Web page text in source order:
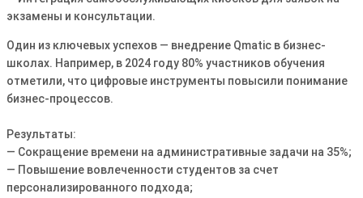
экзамены и консультации.
Один из ключевых успехов — внедрение Qmatic в бизнес-
школах. Например, в 2024 году 80% участников обучения
отметили, что цифровые инструменты повысили понимание
бизнес-процессов.
Результаты:
— Сокращение времени на административные задачи на 35%;
— Повышение вовлеченности студентов за счет
персонализированного подхода;